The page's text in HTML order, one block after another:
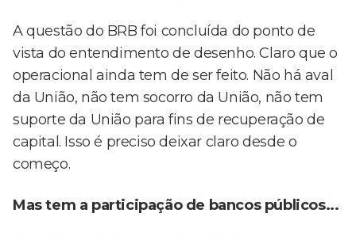
A questão do BRB foi concluída do ponto de
vista do entendimento de desenho. Claro que o
operacional ainda tem de ser feito. Não há aval
da União, não tem socorro da União, não tem
suporte da União para fins de recuperação de
capital. Isso é preciso deixar claro desde o
começo.
Mas tem a participação de bancos públicos...